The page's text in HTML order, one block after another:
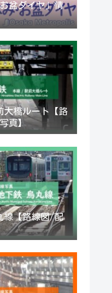
盆ダイヤ」情
大橋ルート【路
真】
線【路線図/配